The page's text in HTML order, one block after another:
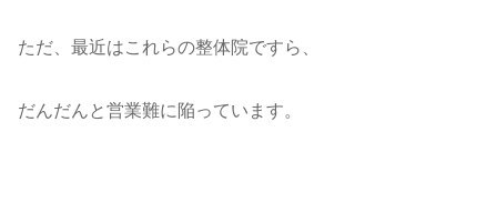
ただ、最近はこれらの整体院ですら、
だんだんと営業難に陥っています。